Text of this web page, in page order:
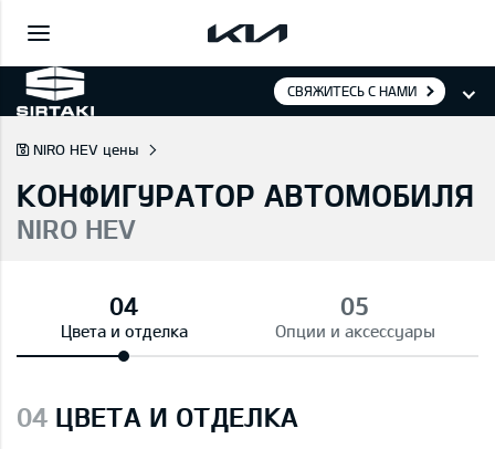
СВЯЖИТЕСЬ С НАМИ
NIRO HEV цены
КОНФИГУРАТОР АВТОМОБИЛЯ
NIRO HEV
Цвета и отделка Опции и аксессуары
04 ЦВЕТА И ОТДЕЛКА